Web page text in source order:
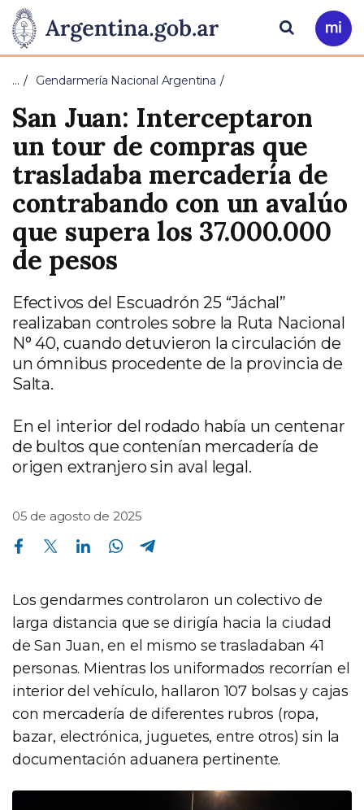
Presidencia
de
la
Nación
Pasar al contenido principal
Ir
a
Buscar
… Gendarmería Nacional Argentina
San Juan: Interceptaron
un tour de compras que
trasladaba mercadería de
contrabando con un avalúo
que supera los 37.000.000
de pesos
Efectivos del Escuadrón 25 “Jáchal”
realizaban controles sobre la Ruta Nacional
N° 40, cuando detuvieron la circulación de
un ómnibus procedente de la provincia de
Salta.
En el interior del rodado había un centenar
de bultos que contenían mercadería de
origen extranjero sin aval legal.
05 de agosto de 2025
Compartir en Facebook Compartir en Twitter Compartir en Linkedin Compartir en Whatsapp
Los gendarmes controlaron un colectivo de
larga distancia que se dirigía hacia la ciudad
de San Juan, en el mismo se trasladaban 41
personas. Mientras los uniformados recorrían el
interior del vehículo, hallaron 107 bolsas y cajas
con mercadería de diferentes rubros (ropa,
bazar, electrónica, juguetes, entre otros) sin la
documentación aduanera pertinente.